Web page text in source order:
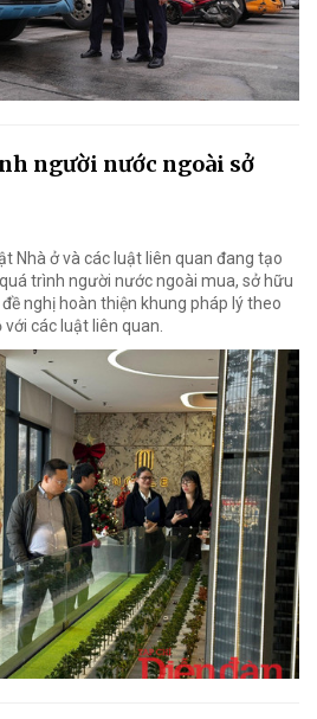
người nước ngoài sở
Nhà ở và các luật liên quan đang tạo
trình người nước ngoài mua, sở hữu
nghị hoàn thiện khung pháp lý theo
các luật liên quan.